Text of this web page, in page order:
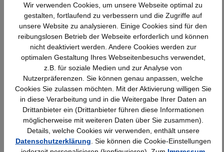
+6
20,47 €*
Produktgalerie überspringen
Ähnliche Artikel
Wir verwenden Cookies, um unsere Webseite optimal zu
gestalten, fortlaufend zu verbessern und die Zugriffe auf
unsere Website zu analysieren. Einige Cookies sind für den
reibungslosen Betrieb der Webseite erforderlich und können
nicht deaktiviert werden. Andere Cookies werden zur
optimalen Gestaltung Ihres Webseitenbesuchs verwendet,
z.B. für soziale Medien und zur Analyse von
Nutzerpräferenzen. Sie können genau anpassen, welche
Cookies Sie zulassen möchten. Mit der Aktivierung willigen Sie
in diese Verarbeitung und in die Weitergabe Ihrer Daten an
Drittanbieter ein (Drittanbieter führen diese Informationen
möglicherweise mit weiteren Daten über Sie zusammen).
Details, welche Cookies wir verwenden, enthält unsere
Datenschutzerklärung . Sie können die Cookie-Einstellungen